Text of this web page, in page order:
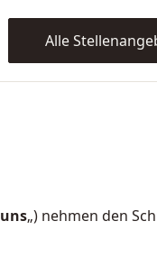
Alle
uns„) nehmen den